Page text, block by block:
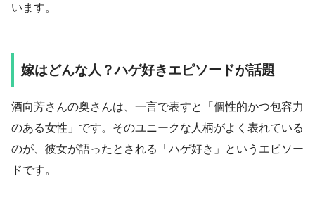
います。
嫁はどんな人？ハゲ好きエピソードが話題
酒向芳さんの奥さんは、一言で表すと「個性的かつ包容力
のある女性」です。そのユニークな人柄がよく表れている
のが、彼女が語ったとされる「ハゲ好き」というエピソー
ドです。